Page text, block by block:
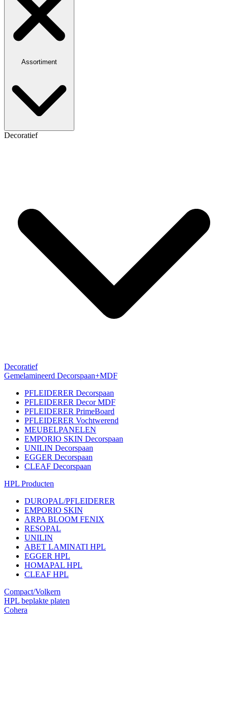
Assortiment
Decoratief
Decoratief
Gemelamineerd Decorspaan+MDF
PFLEIDERER Decorspaan
PFLEIDERER Decor MDF
PFLEIDERER PrimeBoard
PFLEIDERER Vochtwerend
MEUBELPANELEN
EMPORIO SKIN Decorspaan
UNILIN Decorspaan
EGGER Decorspaan
CLEAF Decorspaan
HPL Producten
DUROPAL/PFLEIDERER
EMPORIO SKIN
ARPA BLOOM FENIX
RESOPAL
UNILIN
ABET LAMINATI HPL
EGGER HPL
HOMAPAL HPL
CLEAF HPL
Compact/Volkern
HPL beplakte platen
Cohera